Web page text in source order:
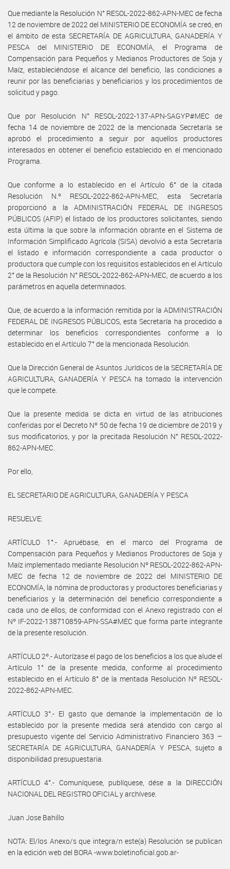
Que mediante la Resolución N° RESOL-2022-862-APN-MEC de fecha
12 de noviembre de 2022 del MINISTERIO DE ECONOMÍA se creó, en
el ámbito de esta SECRETARÍA DE AGRICULTURA, GANADERÍA Y
PESCA del MINISTERIO DE ECONOMÍA, el Programa de
Compensación para Pequeños y Medianos Productores de Soja y
Maíz, estableciéndose el alcance del beneficio, las condiciones a
reunir por las beneficiarias y beneficiarios y los procedimientos de
solicitud y pago.
Que por Resolución N° RESOL-2022-137-APN-SAGYP#MEC de
fecha 14 de noviembre de 2022 de la mencionada Secretaría se
aprobó el procedimiento a seguir por aquellos productores
interesados en obtener el beneficio establecido en el mencionado
Programa.
Que conforme a lo establecido en el Artículo 6° de la citada
Resolución N.º RESOL-2022-862-APN-MEC, esta Secretaría
proporcionó a la ADMINISTRACIÓN FEDERAL DE INGRESOS
PÚBLICOS (AFIP) el listado de los productores solicitantes, siendo
esta última la que sobre la información obrante en el Sistema de
Información Simplificado Agrícola (SISA) devolvió a esta Secretaría
el listado e información correspondiente a cada productor o
productora que cumple con los requisitos establecidos en el Artículo
2° de la Resolución N° RESOL-2022-862-APN-MEC, de acuerdo a los
parámetros en aquella determinados.
Que, de acuerdo a la información remitida por la ADMINISTRACIÓN
FEDERAL DE INGRESOS PÚBLICOS, esta Secretaría ha procedido a
determinar los beneficios correspondientes conforme a lo
establecido en el Artículo 7° de la mencionada Resolución.
Que la Dirección General de Asuntos Jurídicos de la SECRETARÍA DE
AGRICULTURA, GANADERÍA Y PESCA ha tomado la intervención
que le compete.
Que la presente medida se dicta en virtud de las atribuciones
conferidas por el Decreto Nº 50 de fecha 19 de diciembre de 2019 y
sus modificatorios, y por la precitada Resolución N° RESOL-2022-
862-APN-MEC.
Por ello,
EL SECRETARIO DE AGRICULTURA, GANADERÍA Y PESCA
RESUELVE:
ARTÍCULO 1°.- Apruébase, en el marco del Programa de
Compensación para Pequeños y Medianos Productores de Soja y
Maíz implementado mediante Resolución Nº RESOL-2022-862-APN-
MEC de fecha 12 de noviembre de 2022 del MINISTERIO DE
ECONOMÍA, la nómina de productoras y productores beneficiarias y
beneficiarios y la determinación del beneficio correspondiente a
cada uno de ellos, de conformidad con el Anexo registrado con el
Nº IF-2022-138710859-APN-SSA#MEC que forma parte integrante
de la presente resolución.
ARTÍCULO 2º.- Autorízase el pago de los beneficios a los que alude el
Artículo 1° de la presente medida, conforme al procedimiento
establecido en el Artículo 8° de la mentada Resolución Nº RESOL-
2022-862-APN-MEC.
ARTÍCULO 3°.- El gasto que demande la implementación de lo
establecido por la presente medida será atendido con cargo al
presupuesto vigente del Servicio Administrativo Financiero 363 –
SECRETARÍA DE AGRICULTURA, GANADERÍA Y PESCA, sujeto a
disponibilidad presupuestaria.
ARTÍCULO 4°.- Comuníquese, publíquese, dése a la DIRECCIÓN
NACIONAL DEL REGISTRO OFICIAL y archívese.
Juan Jose Bahillo
NOTA: El/los Anexo/s que integra/n este(a) Resolución se publican
en la edición web del BORA -www.boletinoficial.gob.ar-